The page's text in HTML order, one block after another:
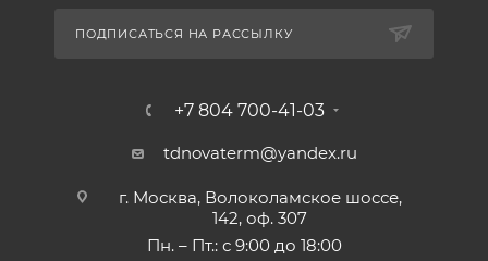
ПОДПИСАТЬСЯ НА РАССЫЛКУ
+7 804 700-41-03
tdnovaterm@yandex.ru
г. Москва, Волоколамское шоссе,
142, оф. 307
Пн. – Пт.: с 9:00 до 18:00